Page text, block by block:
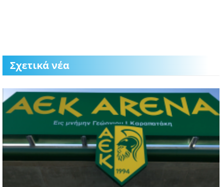
Σχετικά νέα